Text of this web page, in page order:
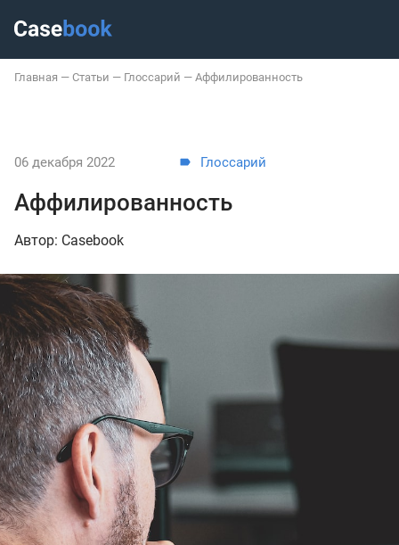
Главная — Статьи — Глоссарий — Аффилированность
06 декабря 2022 Глоссарий
Аффилированность
Автор: Casebook